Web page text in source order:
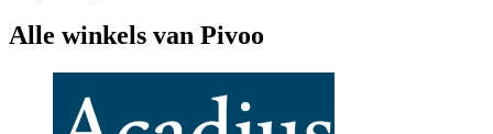
Alle winkels van Pivoo